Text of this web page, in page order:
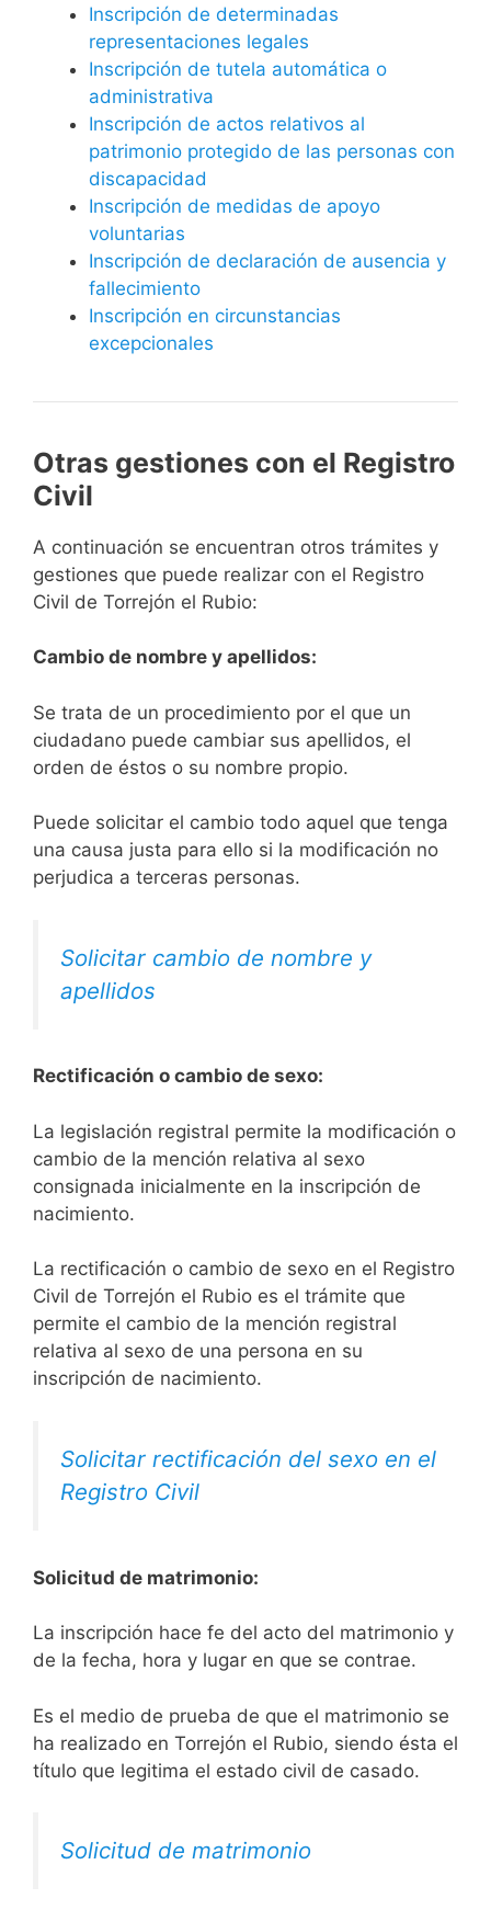
Inscripción de determinadas
representaciones legales
Inscripción de tutela automática o
administrativa
Inscripción de actos relativos al
patrimonio protegido de las personas con
discapacidad
Inscripción de medidas de apoyo
voluntarias
Inscripción de declaración de ausencia y
fallecimiento
Inscripción en circunstancias
excepcionales
Otras gestiones con el Registro
Civil
A continuación se encuentran otros trámites y
gestiones que puede realizar con el Registro
Civil de Torrejón el Rubio:
Cambio de nombre y apellidos:
Se trata de un procedimiento por el que un
ciudadano puede cambiar sus apellidos, el
orden de éstos o su nombre propio.
Puede solicitar el cambio todo aquel que tenga
una causa justa para ello si la modificación no
perjudica a terceras personas.
Solicitar cambio de nombre y
apellidos
Rectificación o cambio de sexo:
La legislación registral permite la modificación o
cambio de la mención relativa al sexo
consignada inicialmente en la inscripción de
nacimiento.
La rectificación o cambio de sexo en el Registro
Civil de Torrejón el Rubio es el trámite que
permite el cambio de la mención registral
relativa al sexo de una persona en su
inscripción de nacimiento.
Solicitar rectificación del sexo en el
Registro Civil
Solicitud de matrimonio:
La inscripción hace fe del acto del matrimonio y
de la fecha, hora y lugar en que se contrae.
Es el medio de prueba de que el matrimonio se
ha realizado en Torrejón el Rubio, siendo ésta el
título que legitima el estado civil de casado.
Solicitud de matrimonio